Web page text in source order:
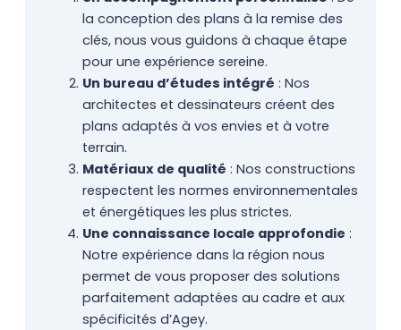
la conception des plans à la remise des
clés, nous vous guidons à chaque étape
pour une expérience sereine.
Un bureau d’études intégré : Nos
architectes et dessinateurs créent des
plans adaptés à vos envies et à votre
terrain.
Matériaux de qualité : Nos constructions
respectent les normes environnementales
et énergétiques les plus strictes.
Une connaissance locale approfondie :
Notre expérience dans la région nous
permet de vous proposer des solutions
parfaitement adaptées au cadre et aux
spécificités d’Agey.